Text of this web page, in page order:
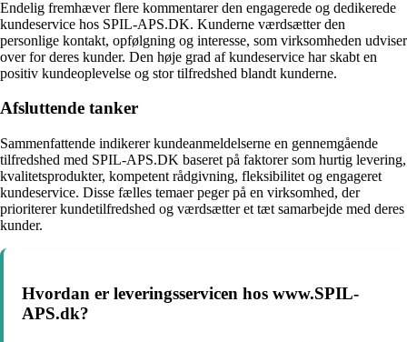
Endelig fremhæver flere kommentarer den engagerede og dedikerede
kundeservice hos SPIL-APS.DK. Kunderne værdsætter den
personlige kontakt, opfølgning og interesse, som virksomheden udviser
over for deres kunder. Den høje grad af kundeservice har skabt en
positiv kundeoplevelse og stor tilfredshed blandt kunderne.
Afsluttende tanker
Sammenfattende indikerer kundeanmeldelserne en gennemgående
tilfredshed med SPIL-APS.DK baseret på faktorer som hurtig levering,
kvalitetsprodukter, kompetent rådgivning, fleksibilitet og engageret
kundeservice. Disse fælles temaer peger på en virksomhed, der
prioriterer kundetilfredshed og værdsætter et tæt samarbejde med deres
kunder.
Hvordan er leveringsservicen hos www.SPIL-
APS.dk?